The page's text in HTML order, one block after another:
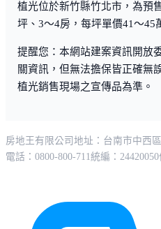
植光位於新竹縣竹北市，為預
坪、3～4房，每坪單價41～45
提醒您：本網站建案資訊開放
關資訊，但無法擔保皆正確無
植光銷售現場之宣傳品為準。
房地王有限公司 地址：台南市中西
電話：0800-800-711統編：24420050